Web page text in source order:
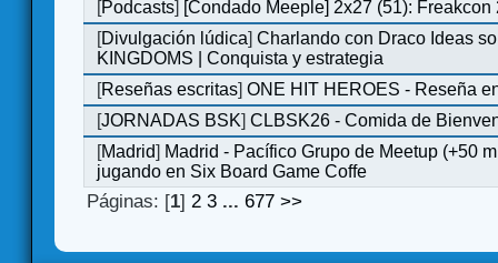
[Podcasts] [Condado Meeple] 2x27 (51): Freakcon
[Divulgación lúdica]Charlando con Draco Ideas
KINGDOMS | Conquista y estrategia
[Reseñas escritas]ONE HIT HEROES - Reseña
[JORNADAS BSK]CLBSK26 - Comida de
[Madrid] Madrid - Pacífico Grupo de Meetup (+50
jugando en Six Board Game Coffe
Páginas: [1]2 3 ...677 >>